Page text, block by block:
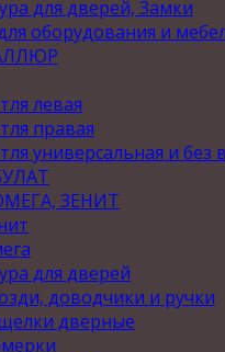
для дверей, Замки
оборудования и
левая
правая
универсальная и без
ЗЕНИТ
для дверей
доводчики и ручки
дверные